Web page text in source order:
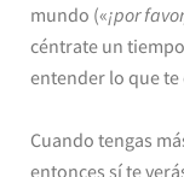
mundo («¡por
céntrate un
entender lo que te
Cuando tengas
entonces sí te